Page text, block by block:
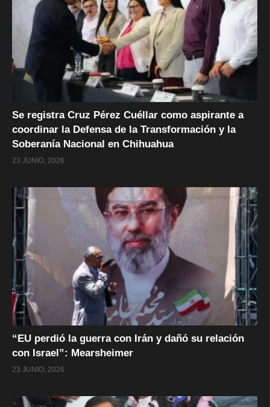
Se registra Cruz Pérez Cuéllar como aspirante a
coordinar la Defensa de la Transformación y la
Soberanía Nacional en Chihuahua
23 JUNIO, 2026
“EU perdió la guerra con Irán y dañó su relación
con Israel”: Mearsheimer
23 JUNIO, 2026